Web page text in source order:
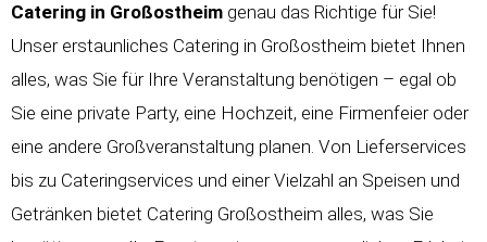
Catering in Großostheim genau das Richtige für Sie!
Unser erstaunliches Catering in Großostheim bietet Ihnen
alles, was Sie für Ihre Veranstaltung benötigen – egal ob
Sie eine private Party, eine Hochzeit, eine Firmenfeier oder
eine andere Großveranstaltung planen. Von Lieferservices
bis zu Cateringservices und einer Vielzahl an Speisen und
Getränken bietet Catering Großostheim alles, was Sie